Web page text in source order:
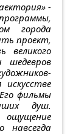
-
города
проект,
великого
шедевров
фильмы
душ.
навсегда